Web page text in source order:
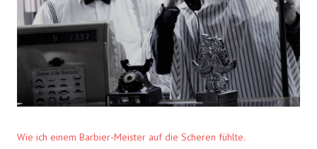
Wie ich einem Barbier-Meister auf die Scheren fühlte.